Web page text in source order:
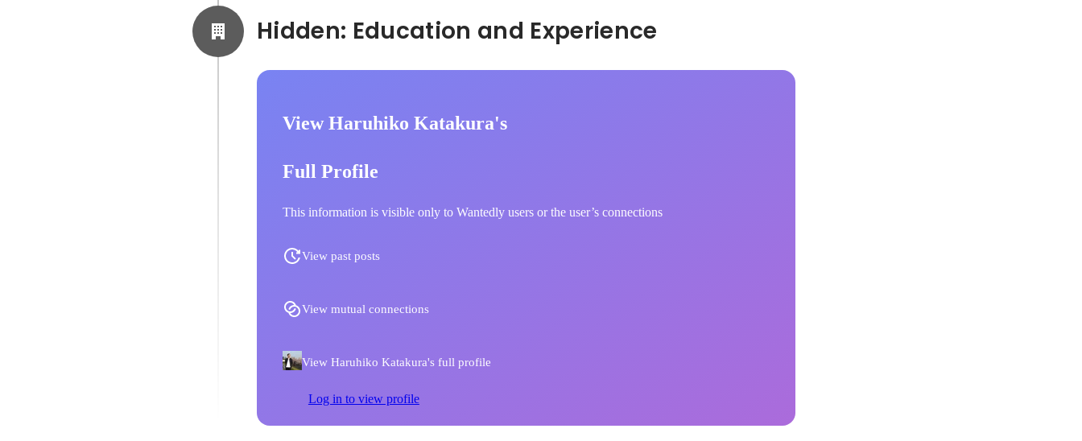
View Haruhiko Katakura's
Full Profile
This information is visible only to Wantedly users or the user’s connections
View past posts
View mutual connections
View Haruhiko Katakura's full profile
Log in to view profile